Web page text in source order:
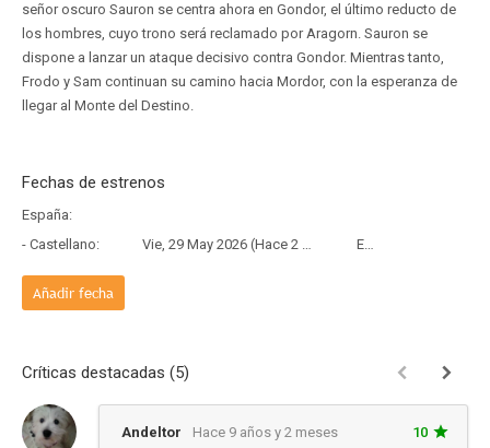
señor oscuro Sauron se centra ahora en Gondor, el último reducto de
los hombres, cuyo trono será reclamado por Aragorn. Sauron se
dispone a lanzar un ataque decisivo contra Gondor. Mientras tanto,
Frodo y Sam continuan su camino hacia Mordor, con la esperanza de
llegar al Monte del Destino.
Fechas de estrenos
España:
- Castellano:
Vie, 29 May 2026 (Hace 2 meses y 8 días) Estreno
Añadir fecha
Críticas destacadas (5)
Andeltor Hace 9 años y 2 meses 10